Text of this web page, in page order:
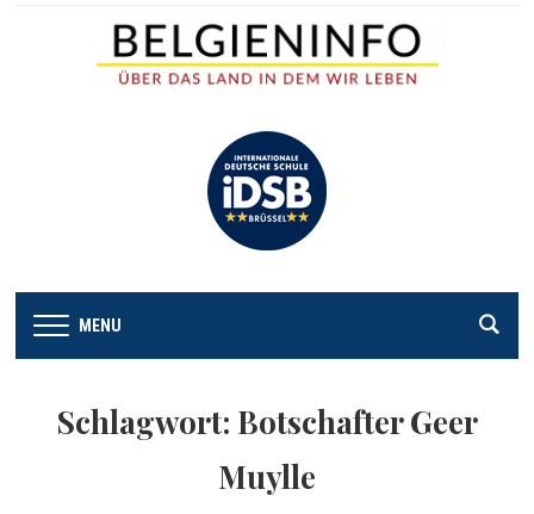
MENU
Schlagwort: Botschafter Geer
Muylle